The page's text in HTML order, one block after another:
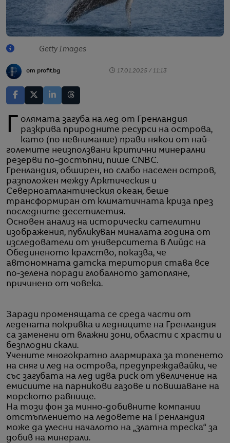
Getty Images
от profit.bg 17.01.2025 / 11:13
Голямата загуба на лед от Гренландия
разкрива природните ресурси на острова,
като (по невнимание) прави някои от най-
големите неизползвани критични минерални
резерви по-достъпни, пише CNBC.
Гренландия, обширен, но слабо населен остров,
разположен между Арктическия и
Северноатлантическия океан, беше
трансформиран от климатичната криза през
последните десетилетия.
Основен анализ на исторически сателитни
изображения, публикуван миналата година от
изследователи от университета в Лийдс на
Обединеното кралство, показва, че
автономната датска територия става все
по-зелена поради глобалното затопляне,
причинено от човека.
Заради променящата се среда части от
ледената покривка и ледниците на Гренландия
са заменени от влажни зони, области с храсти и
безплодни скали.
Учените многократно алармираха за топенето
на сняг и лед на острова, предупреждавайки, че
със загубата на лед идва риск от увеличение на
емисиите на парникови газове и повишаване на
морското равнище.
На този фон за минно-добивните компании
отстъплението на ледовете на Гренландия
може да улесни началото на „златна треска“ за
добив на минерали.